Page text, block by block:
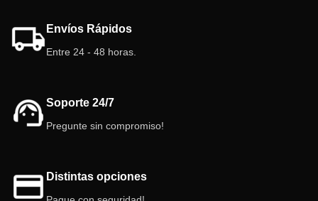
Envíos Rápidos
Entre 24 - 48 horas.
Soporte 24/7
Pregunte sin compromiso!
Distintas opciones